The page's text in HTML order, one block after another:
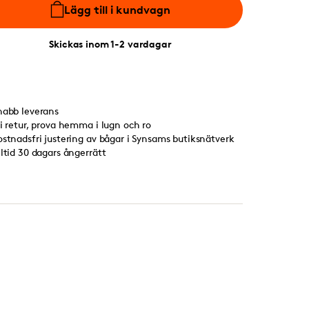
Lägg till i kundvagn
Skickas inom 1-2 vardagar
leverans
retur, prova hemma i lugn och ro
justering av bågar i Synsams butiksnätverk
30 dagars ångerrätt